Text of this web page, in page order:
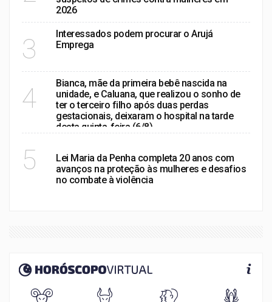
2026
3
Interessados podem procurar o Arujá
Emprega
4
Bianca, mãe da primeira bebê nascida na
unidade, e Caluana, que realizou o sonho de
ter o terceiro filho após duas perdas
gestacionais, deixaram o hospital na tarde
desta quinta-feira (6/8)
5
Lei Maria da Penha completa 20 anos com
avanços na proteção às mulheres e desafios
no combate à violência